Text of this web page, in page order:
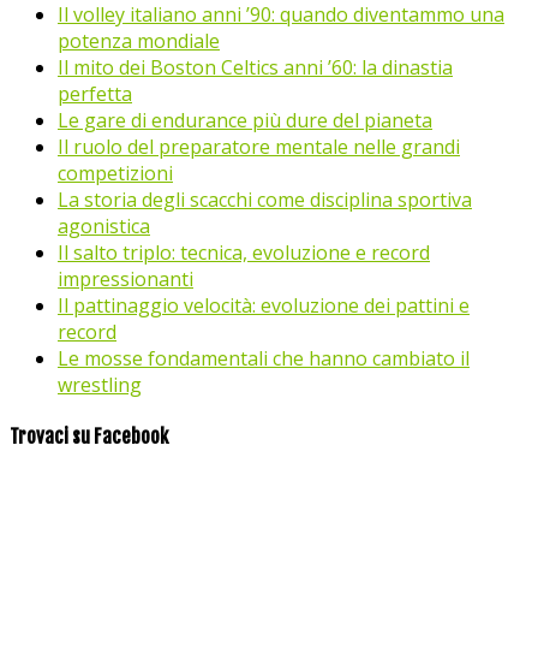
Il volley italiano anni ’90: quando diventammo una
potenza mondiale
Il mito dei Boston Celtics anni ’60: la dinastia
perfetta
Le gare di endurance più dure del pianeta
Il ruolo del preparatore mentale nelle grandi
competizioni
La storia degli scacchi come disciplina sportiva
agonistica
Il salto triplo: tecnica, evoluzione e record
impressionanti
Il pattinaggio velocità: evoluzione dei pattini e
record
Le mosse fondamentali che hanno cambiato il
wrestling
Trovaci su Facebook